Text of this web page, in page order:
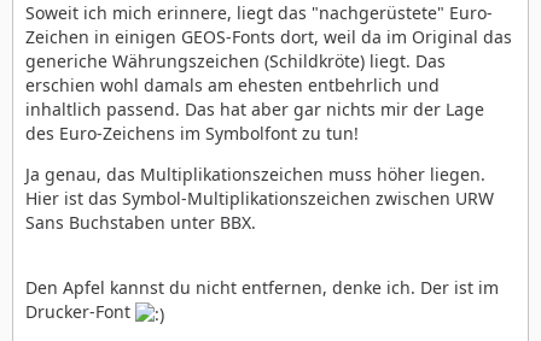
Soweit ich mich erinnere, liegt das "nachgerüstete" Euro-
Zeichen in einigen GEOS-Fonts dort, weil da im Original das
generiche Währungszeichen (Schildkröte) liegt. Das
erschien wohl damals am ehesten entbehrlich und
inhaltlich passend. Das hat aber gar nichts mir der Lage
des Euro-Zeichens im Symbolfont zu tun!
Ja genau, das Multiplikationszeichen muss höher liegen.
Hier ist das Symbol-Multiplikationszeichen zwischen URW
Sans Buchstaben unter BBX.
Den Apfel kannst du nicht entfernen, denke ich. Der ist im
Drucker-Font